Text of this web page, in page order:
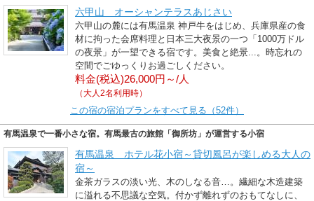
六甲山 オーシャンテラスあじさい
六甲山の麓には有馬温泉 神戸牛をはじめ、兵庫県産の食
材に拘った会席料理と日本三大夜景の一つ「1000万ドル
の夜景」が一望できる宿です。美食と絶景...。時忘れの
空間でごゆっくりお過ごしください。
料金(税込)26,000円～/人
（大人2名利用時）
この宿の宿泊プランをすべて見る（52件）
有馬温泉で一番小さな宿。有馬最古の旅館「御所坊」が運営する小宿
有馬温泉 ホテル花小宿～貸切風呂が楽しめる大人の
宿～
金茶ガラスの淡い光、木のしなる音…。繊細な木造建築
に溢れる不思議な空気。付かず離れずのおもてなしに、